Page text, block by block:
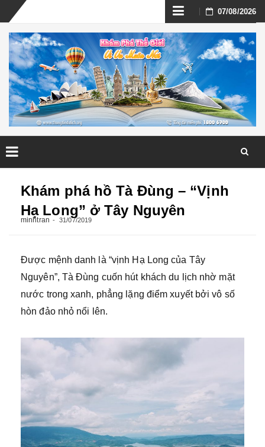
Skip
to
content
07/08/2026
Khám phá hồ Tà Đùng – “Vịnh
Hạ Long” ở Tây Nguyên
minhtran 31/07/2019
Được mệnh danh là “vịnh Hạ Long của Tây
Nguyên”, Tà Đùng cuốn hút khách du lịch nhờ mặt
nước trong xanh, phẳng lặng điểm xuyết bởi vô số
hòn đảo nhỏ nổi lên.